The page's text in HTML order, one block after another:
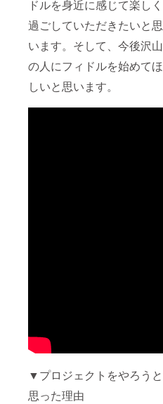
ドルを身近に感じて楽しく
過ごしていただきたいと思
います。そして、今後沢山
の人にフィドルを始めてほ
しいと思います。
▼プロジェクトをやろうと
思った理由